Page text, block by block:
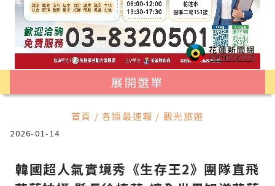
展開選單
首頁 / 各類最速報 / 觀光旅遊
2026-01-14
韓國超人氣實境秀《生存王2》團隊直飛